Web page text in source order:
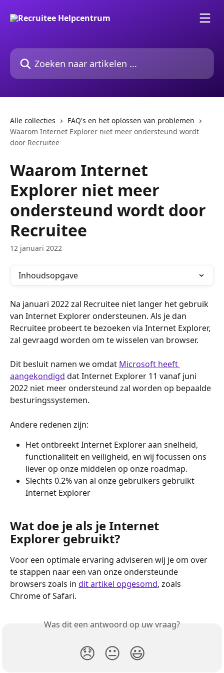
Zoeken naar artikelen ...
Alle collecties
FAQ's en het oplossen van problemen
Waarom Internet Explorer niet meer ondersteund wordt
door Recruitee
Waarom Internet
Explorer niet meer
ondersteund wordt door
Recruitee
12 januari 2022
Inhoudsopgave
Na januari 2022 zal Recruitee niet langer het gebruik
van Internet Explorer ondersteunen. Als je dan
Recruitee probeert te bezoeken via Internet Explorer,
zal gevraagd worden om te wisselen van browser.
Dit besluit namen we omdat Microsoft heeft
aangekondigd dat Internet Explorer 11 vanaf juni
2022 niet meer ondersteund zal worden op bepaalde
besturingssystemen.
Andere redenen zijn:
Het ontbreekt Internet Explorer aan snelheid,
functionaliteit en veiligheid, en wij focussen ons
liever op onze middelen op onze roadmap.
Slechts 0.2% van al onze gebruikers gebruikt
Internet Explorer
Wat doe je als je Internet
Explorer gebruikt?
Voor een optimale ervaring adviseren wij je om over
te stappen naar een van onze ondersteunde
browsers zoals in dit artikel opgesomd, zoals
Chrome of Safari.
Was dit een antwoord op uw vraag?
😞 😐 😃